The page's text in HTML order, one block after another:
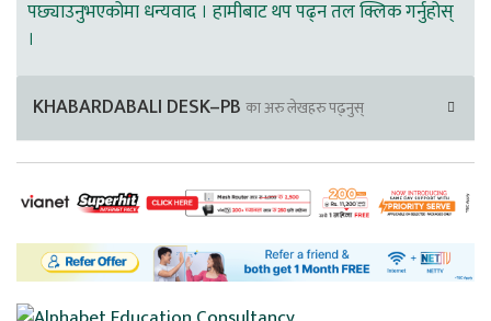
पछ्याउनुभएकोमा धन्यवाद । हामीबाट थप पढ्न तल क्लिक गर्नुहोस्
।
KHABARDABALI DESK–PB का अरु लेखहरु पढ्नुस्